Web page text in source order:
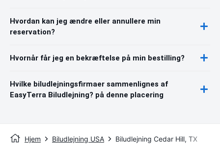
Hvordan kan jeg ændre eller annullere min
reservation?
Hvornår får jeg en bekræftelse på min bestilling?
Hvilke biludlejningsfirmaer sammenlignes af
EasyTerra Biludlejning? på denne placering
Hjem Biludlejning USA Biludlejning Cedar Hill, TX